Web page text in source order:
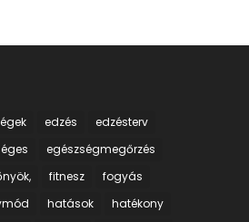
edzés
edzésterv
egészségmegőrzés
fitnesz
fogyás
hatások
hatékony